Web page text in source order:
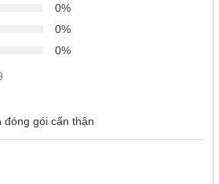
0%
0%
0%
đóng gói cẩn thận